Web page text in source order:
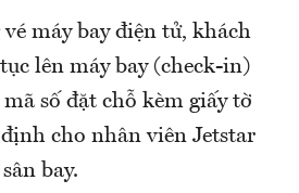
máy bay điện tử, khách
lên máy bay (check-in)
số đặt chỗ kèm giấy tờ
cho nhân viên Jetstar
bay.